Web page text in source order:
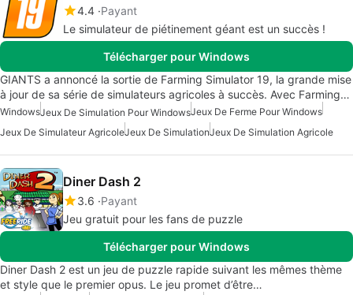
4.4 Payant
Le simulateur de piétinement géant est un succès !
Télécharger pour Windows
GIANTS a annoncé la sortie de Farming Simulator 19, la grande mise
à jour de sa série de simulateurs agricoles à succès. Avec Farming…
WindowsJeux De Simulation Pour WindowsJeux De Ferme Pour Windows
Jeux De Simulateur AgricoleJeux De SimulationJeux De Simulation Agricole
Diner Dash 2
3.6 Payant
Jeu gratuit pour les fans de puzzle
Télécharger pour Windows
Diner Dash 2 est un jeu de puzzle rapide suivant les mêmes thème
et style que le premier opus. Le jeu promet d’être…